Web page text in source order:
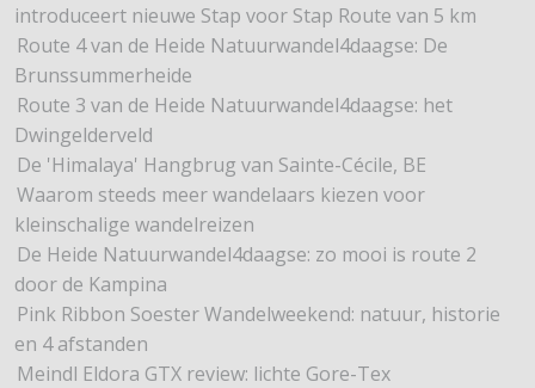
introduceert nieuwe Stap voor Stap Route van 5 km
Route 4 van de Heide Natuurwandel4daagse: De
Brunssummerheide
Route 3 van de Heide Natuurwandel4daagse: het
Dwingelderveld
De 'Himalaya' Hangbrug van Sainte-Cécile, BE
Waarom steeds meer wandelaars kiezen voor
kleinschalige wandelreizen
De Heide Natuurwandel4daagse: zo mooi is route 2
door de Kampina
Pink Ribbon Soester Wandelweekend: natuur, historie
en 4 afstanden
Meindl Eldora GTX review: lichte Gore-Tex